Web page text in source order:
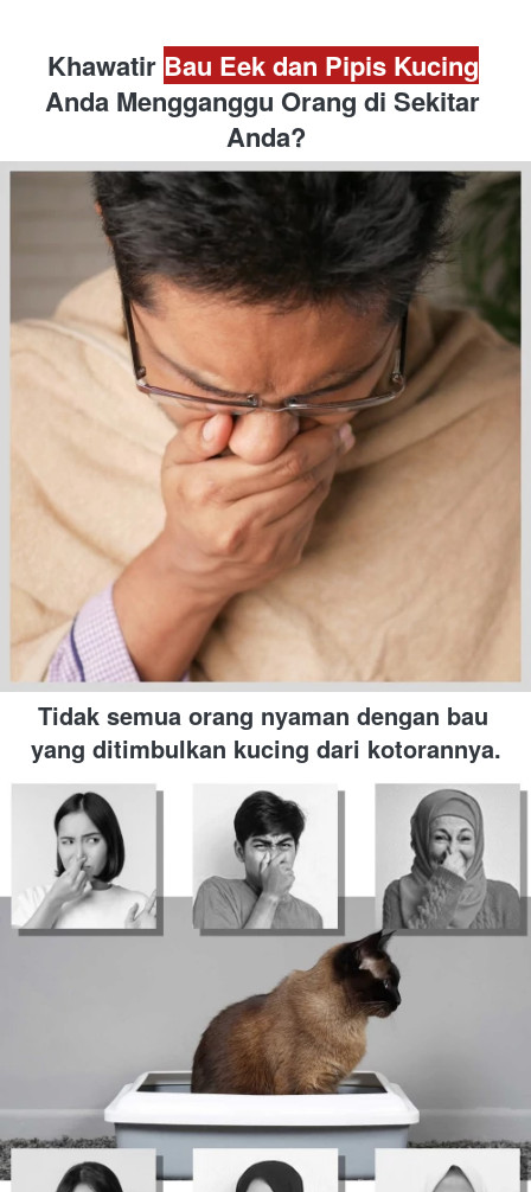
Khawatir Bau Eek dan Pipis Kucing
Anda Mengganggu Orang di Sekitar
Anda?
Tidak semua orang nyaman dengan bau
yang ditimbulkan kucing dari kotorannya.